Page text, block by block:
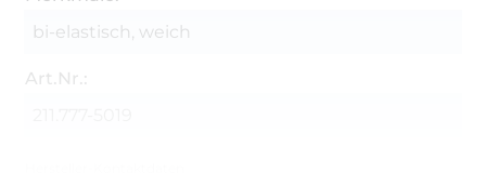
bi-elastisch, weich
Art.Nr.: